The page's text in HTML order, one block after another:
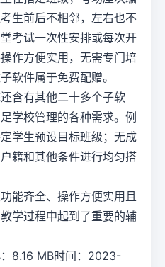
生前后不相邻，左右也不
考试一次性安排或每次开
作方便实用，无需专门培
软件属于免费配赠。
含有其他二十多个子软
学校管理的各种需求。例
学生预设目标班级；无成
籍和其他条件进行均匀搭
能齐全、操作方便实用且
学过程中起到了重要的辅
8.16 MB时间：2023-